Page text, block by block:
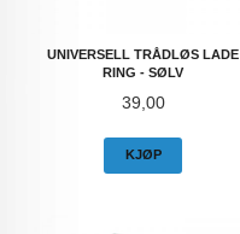
UNIVERSELL TRÅDLØS LADE
RING - SØLV
Pris
39,00
KJØP